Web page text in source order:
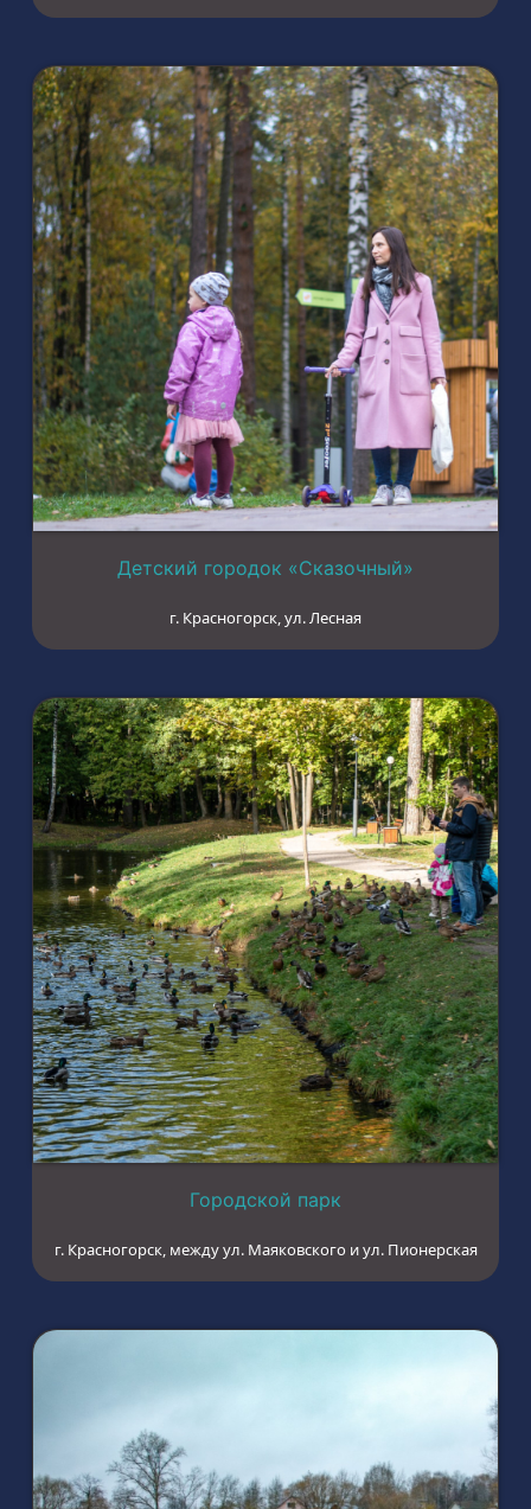
Детский городок «Сказочный»
г. Красногорск, ул. Лесная
Городской парк
г. Красногорск, между ул. Маяковского и ул. Пионерская